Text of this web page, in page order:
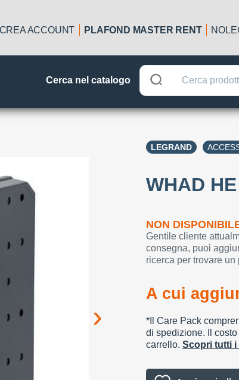
CREA ACCOUNT PLAFOND MASTER RENT
Cerca nel catalogo
LEGRAND
WHAD
NON
Gentile cliente
consegna, puoi
ricerca per trovare un
A cui
*Il Care Pack
di spedizione. Il
carrello. Scopri tutti i